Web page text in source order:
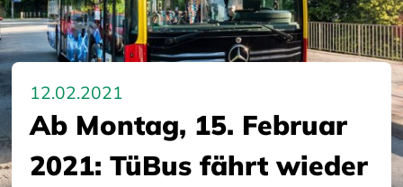
12.02.2021
Ab Montag, 15. Februar
2021: TüBus fährt wieder